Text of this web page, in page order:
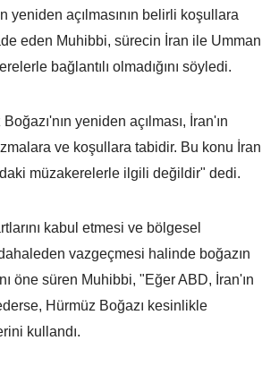
yeniden açılmasının belirli koşullara
eden Muhibbi, sürecin İran ile Umman
bağlantılı olmadığını söyledi.
yeniden açılması, İran'ın
ve koşullara tabidir. Bu konu İran
müzakerelerle ilgili değildir" dedi.
kabul etmesi ve bölgesel
vazgeçmesi halinde boğazın
öne süren Muhibbi, "Eğer ABD, İran'ın
Hürmüz Boğazı kesinlikle
kullandı.